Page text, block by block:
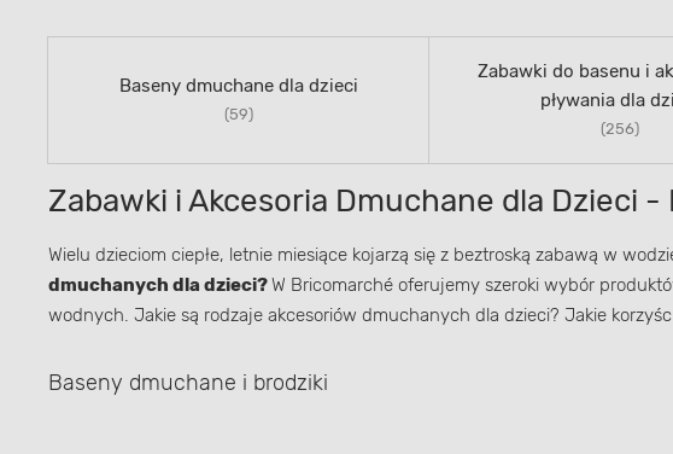
Baseny dmuchane dla dzieci
(59)
Zabawki do basenu i
pływania dla
(256)
Zabawki i Akcesoria Dmuchane dla Dzieci
Wielu dzieciom ciepłe, letnie miesiące kojarzą się z beztroską zabawą w
dmuchanych dla dzieci?W Bricomarché oferujemy szeroki wybór
wodnych. Jakie są rodzaje akcesoriów dmuchanych dla dzieci? Jakie
Baseny dmuchane i brodziki